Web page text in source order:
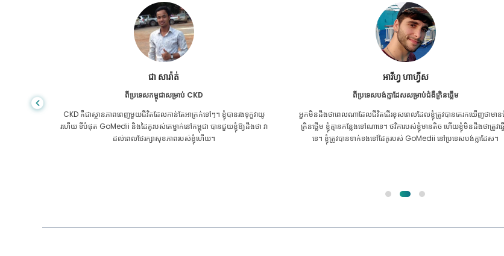
ជា សារ៉ាត់
ពីប្រទេសកម្ពុជាសម្រាប់ CKD
CKD គឺ​ជា​ស្ថានភាព​ពេញ​មួយ​ជីវិត​ដែល​កាន់តែ​អាក្រក់​ទៅៗ។ ខ្ញុំបានរងទុក្ខវាយូ
រហើយ ទីបំផុត GoMedii និងដៃគូរបស់គេម្នាក់នៅកម្ពុជា បានជួយខ្ញុំឱ្យដឹងថា វា
ដល់ពេលថែរក្សាសុខភាពរបស់ខ្ញុំហើយ។
អារីហ្វ ហាហ្វីស
ពីប្រទេសបង់ក្លាដែសសម្រាប់ជំងឺក្រិនថ្លើម
អ្នក​មិន​ដឹង​ថា​ពេល​ណា​ដែល​ជីវិត​ដើរ​ខុស​ពេល​ដែល​ខ្ញុំ​ត្រូវ​បាន​គេ​រក​ឃើញ​ថា​មា
ក្រិន​ថ្លើម ខ្ញុំ​គ្មាន​កន្លែង​ទៅ​ណា​ទេ។ ថវិការបស់ខ្ញុំមានតិច ហើយខ្ញុំមិនដឹងថាត្រូវធ្វ
ទេ។ ខ្ញុំត្រូវបានទាក់ទងទៅដៃគូរបស់ GoMedii នៅប្រទេសបង់ក្លាដែស។